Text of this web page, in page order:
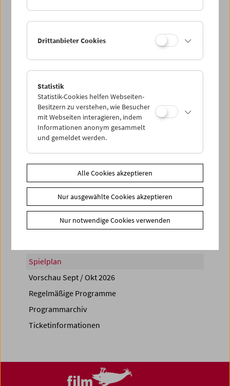
So 7.3.
PROGRAMM ÜBERBLICK
Spielplan
Vorschau Sept / Okt 2026
Regelmäßige Programme
Programmarchiv
Ticketinformationen
Drittanbieter Cookies
Statistik
Statistik-Cookies helfen Webseiten-
Besitzern zu verstehen, wie Besucher
mit Webseiten interagieren, indem
Informationen anonym gesammelt
und gemeldet werden.
Alle Cookies akzeptieren
Nur ausgewählte Cookies akzeptieren
Nur notwendige Cookies verwenden